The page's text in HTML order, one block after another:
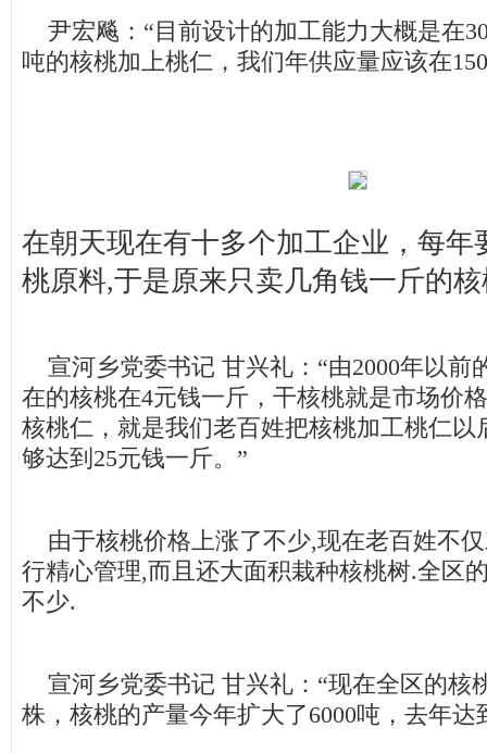
尹宏飚：“目前设计的加工能力大概是在
吨的核桃加上桃仁，我们年供应量应该在
在朝天现在有十多个加工企业，每年
桃原料,于是原来只卖几角钱一斤的
宣河乡党委书记 甘兴礼：“由2000年以前
在的核桃在4元钱一斤，干核桃就是市场价
核桃仁，就是我们老百姓把核桃加工桃仁以
够达到25元钱一斤。”
由于核桃价格上涨了不少,现在老百姓不
行精心管理,而且还大面积栽种核桃树.全区
不少.
宣河乡党委书记 甘兴礼：“现在全区的核
株，核桃的产量今年扩大了6000吨，去年达